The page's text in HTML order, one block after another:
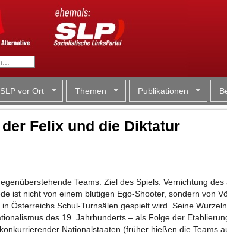
SLP vor Ort Themen Publikationen
Felix und die Diktatur
Teams. Ziel des Spiels: Vernichtung des
ist nicht von einem blutigen Ego-Shooter, sondern von
Österreichs Schul-Turnsälen gespielt wird. Seine
des 19. Jahrhunderts – als Folge der
Nationalstaaten (früher hießen die Teams